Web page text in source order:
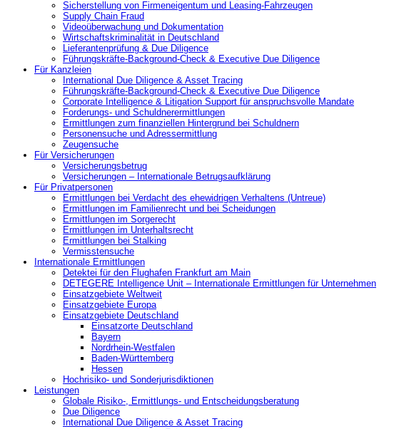
Sicherstellung von Firmeneigentum und Leasing-Fahrzeugen
Supply Chain Fraud
Videoüberwachung und Dokumentation
Wirtschaftskriminalität in Deutschland
Lieferantenprüfung & Due Diligence
Führungskräfte-Background-Check & Executive Due Diligence
Für Kanzleien
International Due Diligence & Asset Tracing
Führungskräfte-Background-Check & Executive Due Diligence
Corporate Intelligence & Litigation Support für anspruchsvolle Mandate
Forderungs- und Schuldnerermittlungen
Ermittlungen zum finanziellen Hintergrund bei Schuldnern
Personensuche und Adressermittlung
Zeugensuche
Für Versicherungen
Versicherungsbetrug
Versicherungen – Internationale Betrugsaufklärung
Für Privatpersonen
Ermittlungen bei Verdacht des ehewidrigen Verhaltens (Untreue)
Ermittlungen im Familienrecht und bei Scheidungen
Ermittlungen im Sorgerecht
Ermittlungen im Unterhaltsrecht
Ermittlungen bei Stalking
Vermisstensuche
Internationale Ermittlungen
Detektei für den Flughafen Frankfurt am Main
DETEGERE Intelligence Unit – Internationale Ermittlungen für Unternehmen
Einsatzgebiete Weltweit
Einsatzgebiete Europa
Einsatzgebiete Deutschland
Einsatzorte Deutschland
Bayern
Nordrhein-Westfalen
Baden-Württemberg
Hessen
Hochrisiko- und Sonderjurisdiktionen
Leistungen
Globale Risiko-, Ermittlungs- und Entscheidungsberatung
Due Diligence
International Due Diligence & Asset Tracing